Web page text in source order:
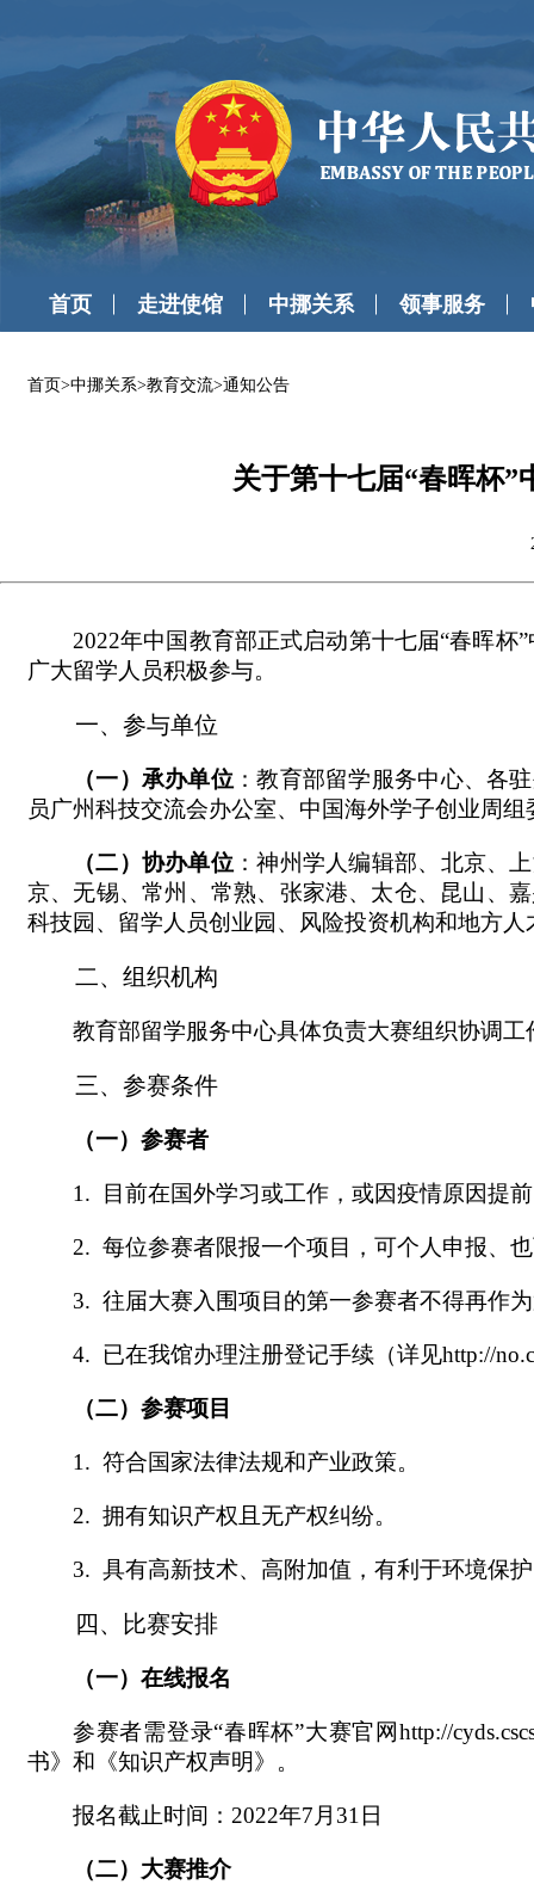
首页 走进使馆 中挪关系 领事服务
首页>中挪关系>教育交流>通知公告
关于第十七届“春晖杯
2022年中国教育部正式启动第十七届“春晖
广大留学人员积极参与。
一、参与单位
（一） 承办单位 ：教育部留学服务中心、各
员广州科技交流会办公室、中国海外学子创业周组
（二） 协办单位 ：神州学人编辑部、北京、
京、无锡、常州、常熟、张家港、太仓、昆山、
科技园、留学人员创业园、风险投资机构和地方人
二、组织机构
教育部留学服务中心具体负责大赛组织协调
三、参赛条件
（一） 参赛者
1. 目前在国外学习或工作，或因疫情原因提
2. 每位参赛者限报一个项目，可个人申报、
3. 往届大赛入围项目的第一参赛者不得再作
4. 已在我馆办理注册登记手续（详见http://
（二） 参赛项目
1. 符合国家法律法规和产业政策。
2. 拥有知识产权且无产权纠纷。
3. 具有高新技术、高附加值，有利于环境保
四、比赛安排
（一） 在线报名
参赛者需登录“春晖杯”大赛官网http://
书》和《知识产权声明》。
报名截止时间：2022年7月31日
（二） 大赛推介